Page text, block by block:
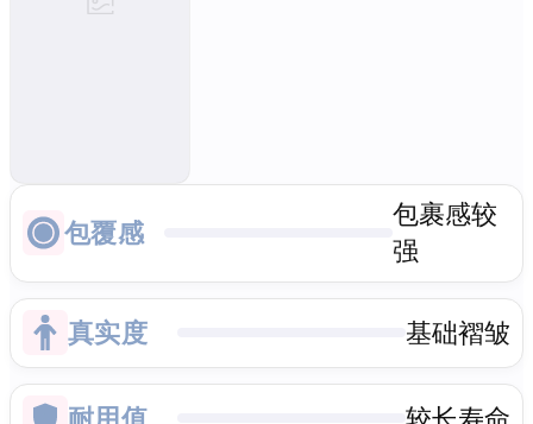
包覆感
包裹感较
强
真实度 基础褶皱
耐用值 较长寿命